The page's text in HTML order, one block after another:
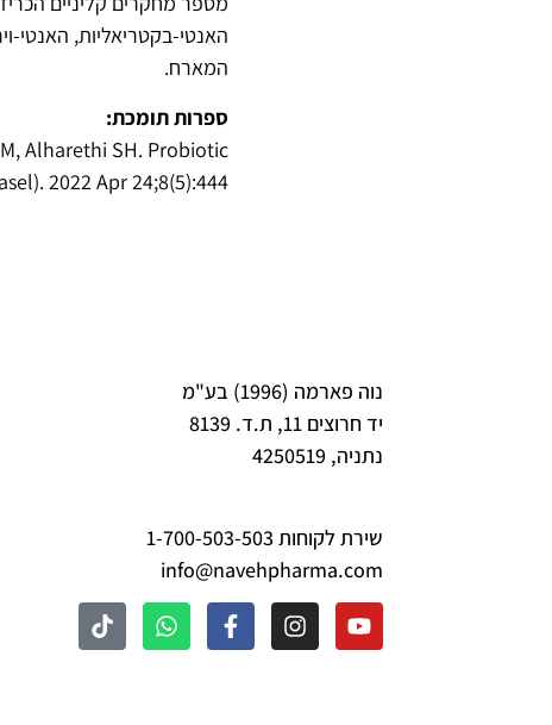
האנטי-בקטריאליות, האנטי-
המארח.
ספרות תומכת:
Alharethi SH. Probiotic
2022 Apr 24;8(5):444.
נוה פארמה (1996) בע"מ
יד חרוצים 11, ת.ד. 8139
נתניה, 4250519
שירת לקוחות 1-700-503-503
info@navehpharma.com